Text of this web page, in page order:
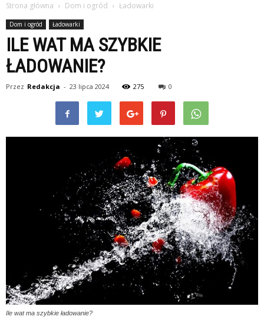
Strona główna Dom i ogród Ładowarki
Dom i ogród Ładowarki
ILE WAT MA SZYBKIE
ŁADOWANIE?
Przez Redakcja - 23 lipca 2024 275 0
Ile wat ma szybkie ładowanie?